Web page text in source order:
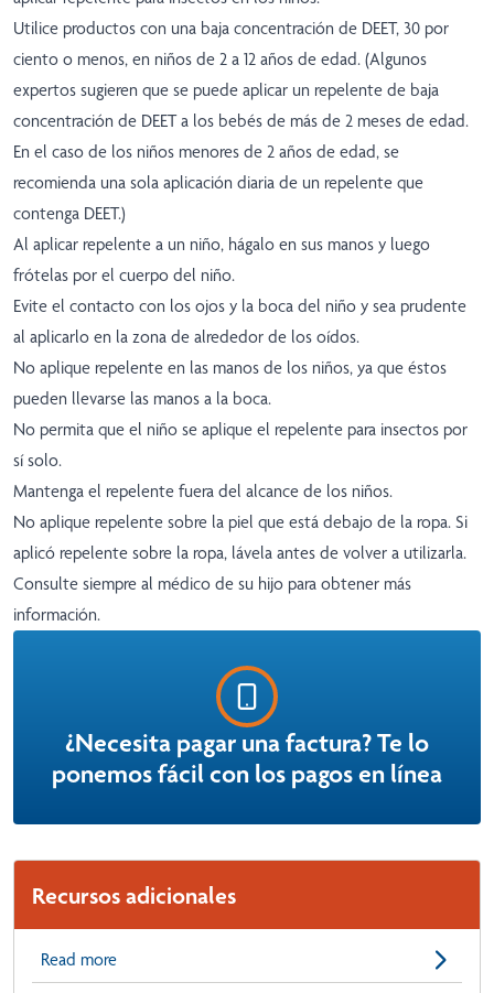
Utilice productos con una baja concentración de DEET, 30 por
ciento o menos, en niños de 2 a 12 años de edad. (Algunos
expertos sugieren que se puede aplicar un repelente de baja
concentración de DEET a los bebés de más de 2 meses de edad.
En el caso de los niños menores de 2 años de edad, se
recomienda una sola aplicación diaria de un repelente que
contenga DEET.)
Al aplicar repelente a un niño, hágalo en sus manos y luego
frótelas por el cuerpo del niño.
Evite el contacto con los ojos y la boca del niño y sea prudente
al aplicarlo en la zona de alrededor de los oídos.
No aplique repelente en las manos de los niños, ya que éstos
pueden llevarse las manos a la boca.
No permita que el niño se aplique el repelente para insectos por
sí solo.
Mantenga el repelente fuera del alcance de los niños.
No aplique repelente sobre la piel que está debajo de la ropa. Si
aplicó repelente sobre la ropa, lávela antes de volver a utilizarla.
Consulte siempre al médico de su hijo para obtener más
información.
¿Necesita pagar una factura? Te lo
ponemos fácil con los pagos en línea
Recursos adicionales
Read more